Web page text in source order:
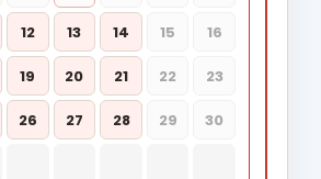
12 13 14 15 16
19 20 21 22 23
26 27 28 29 30